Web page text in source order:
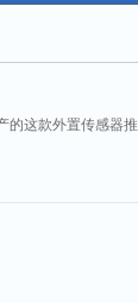
的这款外置传感器推